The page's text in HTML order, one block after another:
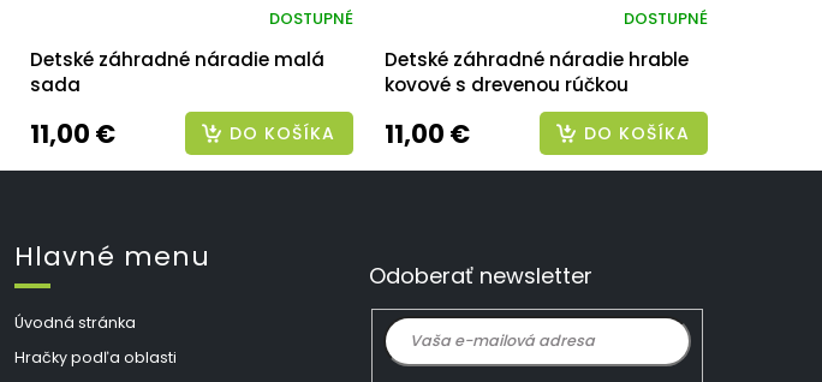
Detské záhradné náradie malá
sada
DOSTUPNÉ
11,00 € DO KOŠÍKA
Detské záhradné náradie hrable
kovové s drevenou rúčkou
DOSTUPNÉ
11,00 € DO KOŠÍKA
Hlavné menu
Úvodná stránka
Hračky podľa oblasti
Odoberať newsletter